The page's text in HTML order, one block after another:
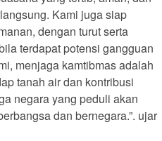
Kami juga siap
dengan turut serta
terdapat potensi gangguan
menjaga kamtibmas adalah
tanah air dan kontribusi
negara yang peduli akan
dan bernegara.”. ujar